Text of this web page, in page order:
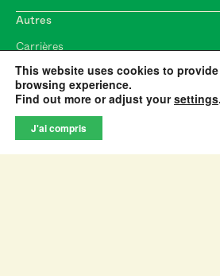
Autres
Carrières
Balthazard
1670 Rue Saint-Patrick
Montréal, QC
H3K 1A7
This website uses cookies to
browsing experience.
Find out more or adjust yoursettings.
J'ai compris